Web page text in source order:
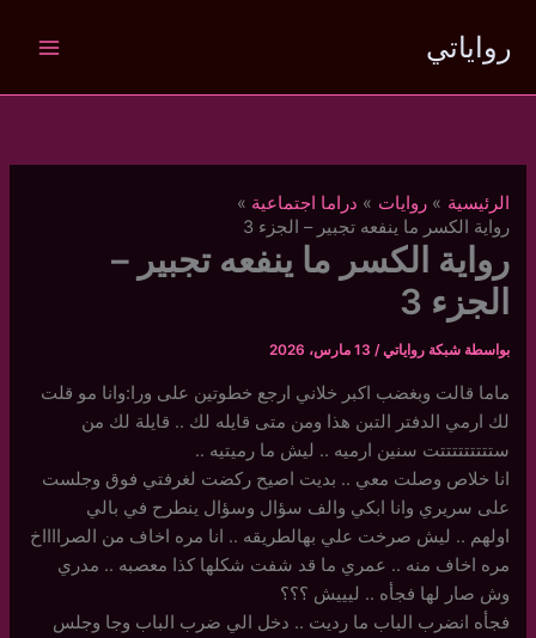
المحتوى
رواياتي
الرئيسية روايات
دراما اجتماعية
رواية الكسر ما ينفعه تجبير – الجزء 3
رواية الكسر ما ينفعه تجبير –
الجزء 3
بواسطة شبكة رواياتي/ 13 مارس، 2026
ماما قالت وبغضب اكبر خلاني ارجع خطوتين على ورا:وانا مو قلت
لك ارمي الدفتر التبن هذا ومن متى قايله لك .. قايلة لك من
ستتتتتتتتتت سنين ارميه .. ليش ما رميتيه ..
انا خلاص وصلت معي .. بديت اصيح ركضت لغرفتي فوق وجلست
على سريري وانا ابكي والف سؤال وسؤال ينطرح في بالي
اولهم .. ليش صرخت علي بهالطريقه .. انا مره اخاف من الصرااااخ
مره اخاف منه .. عمري ما قد شفت شكلها كذا معصبه .. مدري
وش صار لها فجأه .. ليييش ؟؟؟
فجأه انضرب الباب ما رديت .. دخل الي ضرب الباب وجا وجلس